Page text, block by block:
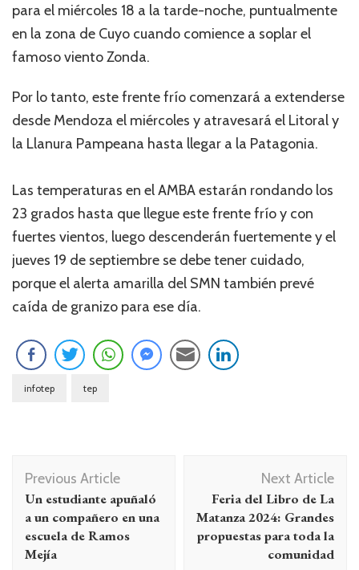
para el miércoles 18 a la tarde-noche, puntualmente
en la zona de Cuyo cuando comience a soplar el
famoso viento Zonda.
Por lo tanto, este frente frío comenzará a extenderse
desde Mendoza el miércoles y atravesará el Litoral y
la Llanura Pampeana hasta llegar a la Patagonia.
Las temperaturas en el AMBA estarán rondando los
23 grados hasta que llegue este frente frío y con
fuertes vientos, luego descenderán fuertemente y el
jueves 19 de septiembre se debe tener cuidado,
porque el alerta amarilla del SMN también prevé
caída de granizo para ese día.
infotep tep
Navegación
de
entradas
Previous Article
Un estudiante apuñaló
a un compañero en una
escuela de Ramos
Mejía
Next Article
Feria del Libro de La
Matanza 2024: Grandes
propuestas para toda la
comunidad